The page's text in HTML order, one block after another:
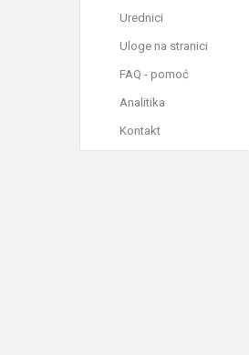
Urednici
Uloge na stranici
FAQ - pomoć
Analitika
Kontakt